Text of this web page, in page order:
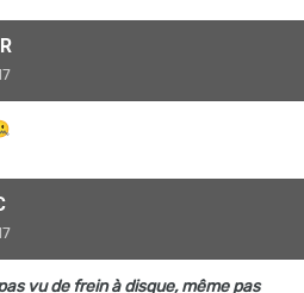
vu de frein à disque, même pas